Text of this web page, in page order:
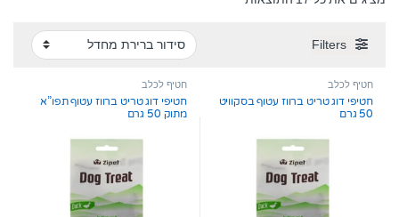
Filters
חטיף לכלב
חטיפי דוג טריט ברווז עטוף בסקוויט
50 גרם
חטיף לכלב
חטיפי דוג טריט ברווז עטוף תפו”א
מתוק 50 גרם